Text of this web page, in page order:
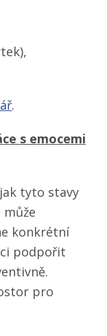
.
s emocemi
tyto stavy
konkrétní
podpořit
pro